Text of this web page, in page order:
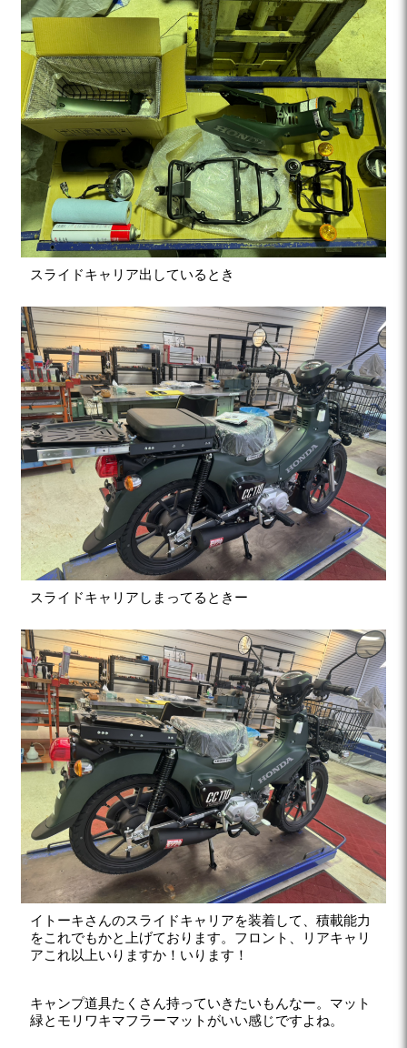
スライドキャリア出しているとき
スライドキャリアしまってるときー
イトーキさんのスライドキャリアを装着して、積載能力
をこれでもかと上げております。フロント、リアキャリ
アこれ以上いりますか！いります！
キャンプ道具たくさん持っていきたいもんなー。マット
緑とモリワキマフラーマットがいい感じですよね。